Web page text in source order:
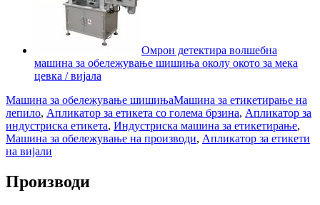
Омрон детектира волшебна
машина за обележување шишиња околу окото за мека
цевка / вијала
Машина за обележување шишињаМашина за етикетирање на
лепило, Апликатор за етикета со голема брзина, Апликатор за
индустриска етикета, Индустриска машина за етикетирање,
Машина за обележување на производи, Апликатор за етикети
на вијали
Производи